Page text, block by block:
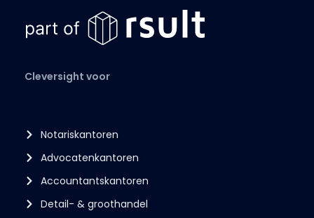
Cleversight voor
Notariskantoren
Advocatenkantoren
Accountantskantoren
Detail- & groothandel